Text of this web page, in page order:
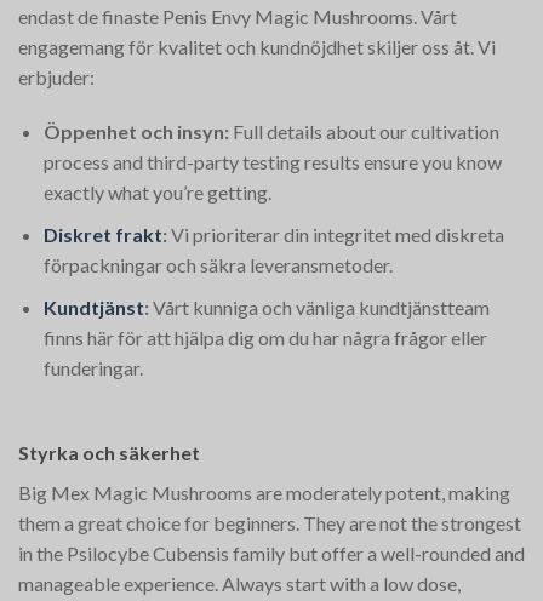
endast de finaste Penis Envy Magic Mushrooms. Vårt
engagemang för kvalitet och kundnöjdhet skiljer oss åt. Vi
erbjuder:
Öppenhet och insyn: Full details about our cultivation
process and third-party testing results ensure you know
exactly what you’re getting.
Diskret frakt: Vi prioriterar din integritet med diskreta
förpackningar och säkra leveransmetoder.
Kundtjänst: Vårt kunniga och vänliga kundtjänstteam
finns här för att hjälpa dig om du har några frågor eller
funderingar.
Styrka och säkerhet
Big Mex Magic Mushrooms are moderately potent, making
them a great choice for beginners. They are not the strongest
in the Psilocybe Cubensis family but offer a well-rounded and
manageable experience. Always start with a low dose,